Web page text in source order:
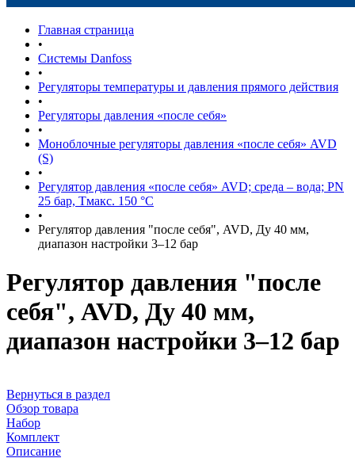
Главная страница
•
Системы Danfoss
•
Регуляторы температуры и давления прямого действия
•
Регуляторы давления «после себя»
•
Моноблочные регуляторы давления «после себя» AVD
(S)
•
Регулятор давления «после себя» AVD; среда – вода; PN
25 бар, Тмакс. 150 °С
•
Регулятор давления "после себя", AVD, Ду 40 мм,
диапазон настройки 3–12 бар
Регулятор давления "после
себя", AVD, Ду 40 мм,
диапазон настройки 3–12 бар
Вернуться в раздел
Обзор товара
Набор
Комплект
Описание